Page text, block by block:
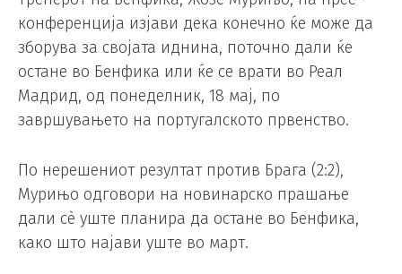
конференција изјави дека конечно ќе може да
зборува за својата иднина, поточно дали ќе
остане во Бенфика или ќе се врати во Реал
Мадрид, од понеделник, 18 мај, по
завршувањето на португалското првенство.
По нерешениот резултат против Брага (2:2),
Мурињо одговори на новинарско прашање
дали сè уште планира да остане во Бенфика,
како што најави уште во март.